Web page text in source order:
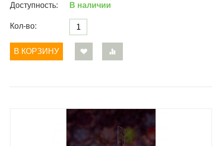
Доступность: В наличии
Кол-во:
В КОРЗИНУ